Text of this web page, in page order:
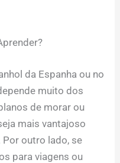
da Espanha ou no
muito dos
de morar ou
mais vantajoso
outro lado, se
para viagens ou